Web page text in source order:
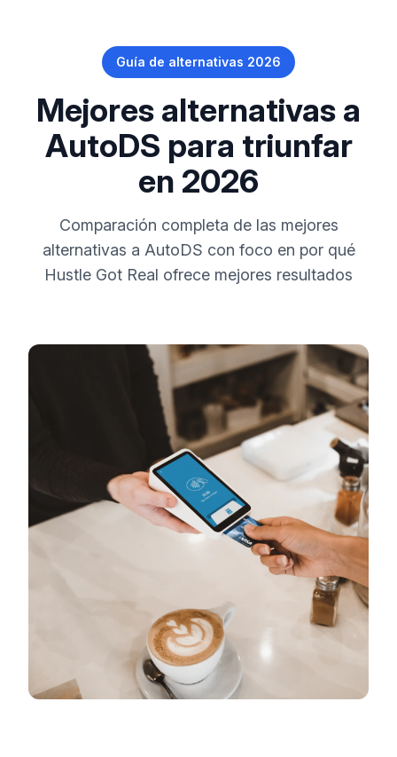
Guía de alternativas 2026
Mejores alternativas a
AutoDS para triunfar
en 2026
Comparación completa de las mejores
alternativas a AutoDS con foco en por qué
Hustle Got Real ofrece mejores resultados